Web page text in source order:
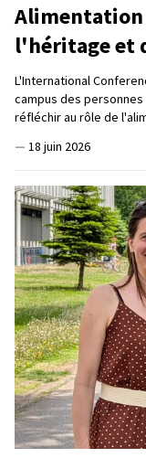
Alimentation
l'héritage et
L'International
campus des
réfléchir au rôle de
— 18 juin 2026